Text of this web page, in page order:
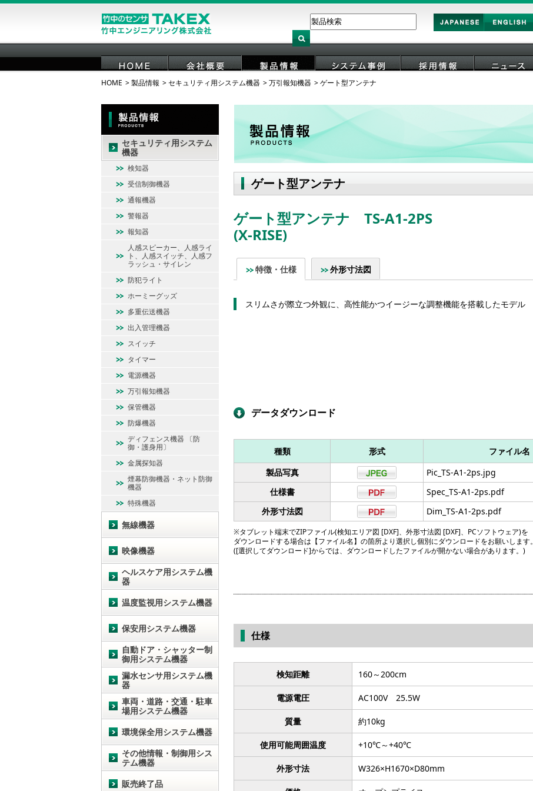
Japan English
HOME 会社概要 製品情報 システム事例
HOME 製品情報 セキュリティ用システム機器 万引報知機器 ゲート型アンテナ
ゲート型アンテナ
ゲート型アンテナ TS-A1-2PS
(X-RISE)
特徴・仕様 外形寸法図
スリムさが際立つ外観に、高性能かつイージーな調整機能を搭載したモデル
データダウンロード
種類 形式 ファイル名
製品写真
Pic_TS-A1-2ps.jpg
仕様書
Spec_TS-A1-2ps.pdf
外形寸法図
Dim_TS-A1-2ps.pdf
※タブレット端末でZIPファイル(検知エリア図 [DXF]、外形寸法図 [DXF]、PCソフトウェア)を
ダウンロードする場合は【ファイル名】の箇所より選択し個別にダウンロードをお願いします。
([選択してダウンロード]からでは、ダウンロードしたファイルが開かない場合があります。)
仕様
検知距離 160～200cm
電源電圧 AC100V 25.5W
質量 約10kg
使用可能周囲温度 +10℃～+40℃
外形寸法 W326×H1670×D80mm
セキュリティ用システム
機器
検知器
受信制御機器
通報機器
警報器
報知器
人感スピーカー、人感ライ
ト、人感スイッチ、人感フ
ラッシュ・サイレン
防犯ライト
ホーミーグッズ
多重伝送機器
出入管理機器
スイッチ
タイマー
電源機器
万引報知機器
保管機器
防爆機器
ディフェンス機器 〔防
御・護身用〕
金属探知器
煙幕防御機器・ネット防御
機器
特殊機器
無線機器
映像機器
ヘルスケア用システム機
器
温度監視用システム機器
保安用システム機器
自動ドア・シャッター制
御用システム機器
漏水センサ用システム機
器
車両・道路・交通・駐車
場用システム機器
環境保全用システム機器
その他情報・制御用シス
テム機器
販売終了品